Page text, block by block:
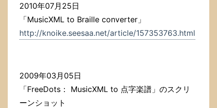
2010年07月25日
「MusicXML to Braille converter」
http://knoike.seesaa.net/article/157353763.html
2009年03月05日
「FreeDots： MusicXML to 点字楽譜」のスクリ
ーンショット